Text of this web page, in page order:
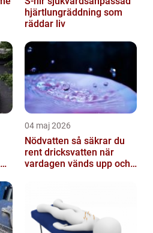
hjärtlungräddning som
räddar liv
04 maj 2026
Nödvatten så säkrar du
rent dricksvatten när
vardagen vänds upp och